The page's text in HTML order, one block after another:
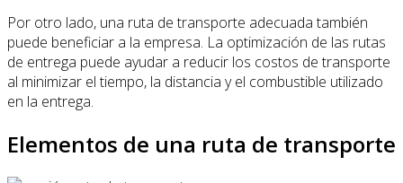
Por otro lado, una ruta de transporte adecuada también
puede beneficiar a la empresa. La optimización de las rutas
de entrega puede ayudar a reducir los costos de transporte
al minimizar el tiempo, la distancia y el combustible utilizado
en la entrega.
Elementos de una ruta de transporte